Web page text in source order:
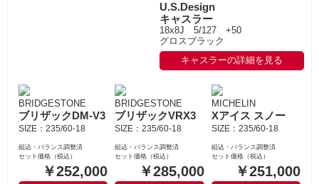
U.S.Design
キャスラー
18x8J 5/127 +50
グロスブラック
キャスラーの詳細を見る
BRIDGESTONE
ブリザックDM-V3
SIZE：235/60-18
組込・バランス調整済
セット価格（税込）
￥252,000
BRIDGESTONE
ブリザックVRX3
SIZE：235/60-18
組込・バランス調整済
セット価格（税込）
￥285,000
MICHELIN
Xアイス スノー
SIZE：235/60-18
組込・バランス調整済
セット価格（税込）
￥251,000